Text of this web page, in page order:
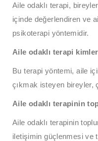
Aile odaklı terapi,
içinde değerlendiren ve
psikoterapi yöntemidir.
Aile odaklı terapi
Bu terapi yöntemi, aile
çıkmak isteyen bireyler,
Aile odaklı terapinin
Aile odaklı terapinin
iletişimin güçlenmesi ve